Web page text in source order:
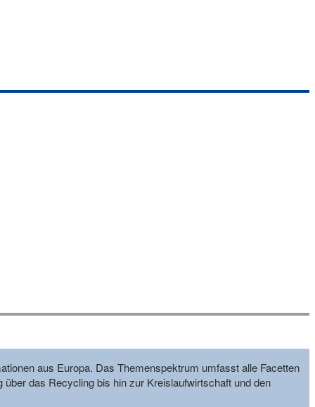
aus Europa. Das Themenspektrum umfasst alle Facetten
das Recycling bis hin zur Kreislaufwirtschaft und den